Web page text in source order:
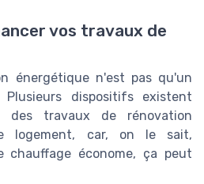
vos travaux de
énergétique n'est pas qu'un
Plusieurs dispositifs existent
travaux de rénovation
logement, car, on le sait,
chauffage économe, ça peut